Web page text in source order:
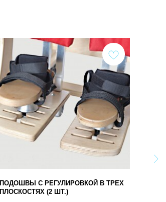
ПОДОШВЫ С РЕГУЛИРОВКОЙ В ТРЕХ
ПЛОСКОСТЯХ (2 ШТ.)